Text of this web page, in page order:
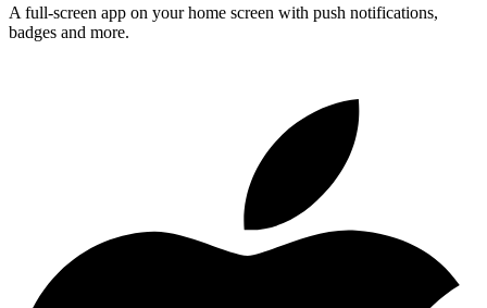
A full-screen app on your home screen with push notifications,
badges and more.